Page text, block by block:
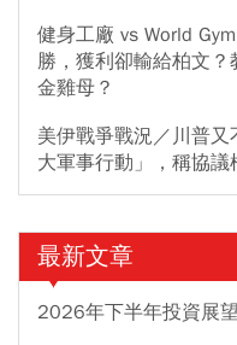
健身工廠 vs World
勝，獲利卻輸給柏文
金雞母？
美伊戰爭戰況／川普
大軍事行動」，稱協
最新文章
2026年下半年投資展